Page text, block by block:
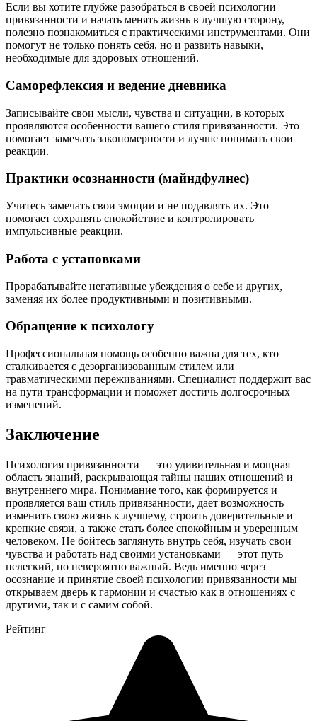
Если вы хотите глубже разобраться в своей психологии
привязанности и начать менять жизнь в лучшую сторону,
полезно познакомиться с практическими инструментами. Они
помогут не только понять себя, но и развить навыки,
необходимые для здоровых отношений.
Саморефлексия и ведение дневника
Записывайте свои мысли, чувства и ситуации, в которых
проявляются особенности вашего стиля привязанности. Это
помогает замечать закономерности и лучше понимать свои
реакции.
Практики осознанности (майндфулнес)
Учитесь замечать свои эмоции и не подавлять их. Это
помогает сохранять спокойствие и контролировать
импульсивные реакции.
Работа с установками
Прорабатывайте негативные убеждения о себе и других,
заменяя их более продуктивными и позитивными.
Обращение к психологу
Профессиональная помощь особенно важна для тех, кто
сталкивается с дезорганизованным стилем или
травматическими переживаниями. Специалист поддержит вас
на пути трансформации и поможет достичь долгосрочных
изменений.
Заключение
Психология привязанности — это удивительная и мощная
область знаний, раскрывающая тайны наших отношений и
внутреннего мира. Понимание того, как формируется и
проявляется ваш стиль привязанности, дает возможность
изменить свою жизнь к лучшему, строить доверительные и
крепкие связи, а также стать более спокойным и уверенным
человеком. Не бойтесь заглянуть внутрь себя, изучать свои
чувства и работать над своими установками — этот путь
нелегкий, но невероятно важный. Ведь именно через
осознание и принятие своей психологии привязанности мы
открываем дверь к гармонии и счастью как в отношениях с
другими, так и с самим собой.
Рейтинг